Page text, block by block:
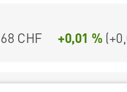
CHF +0,01 % (